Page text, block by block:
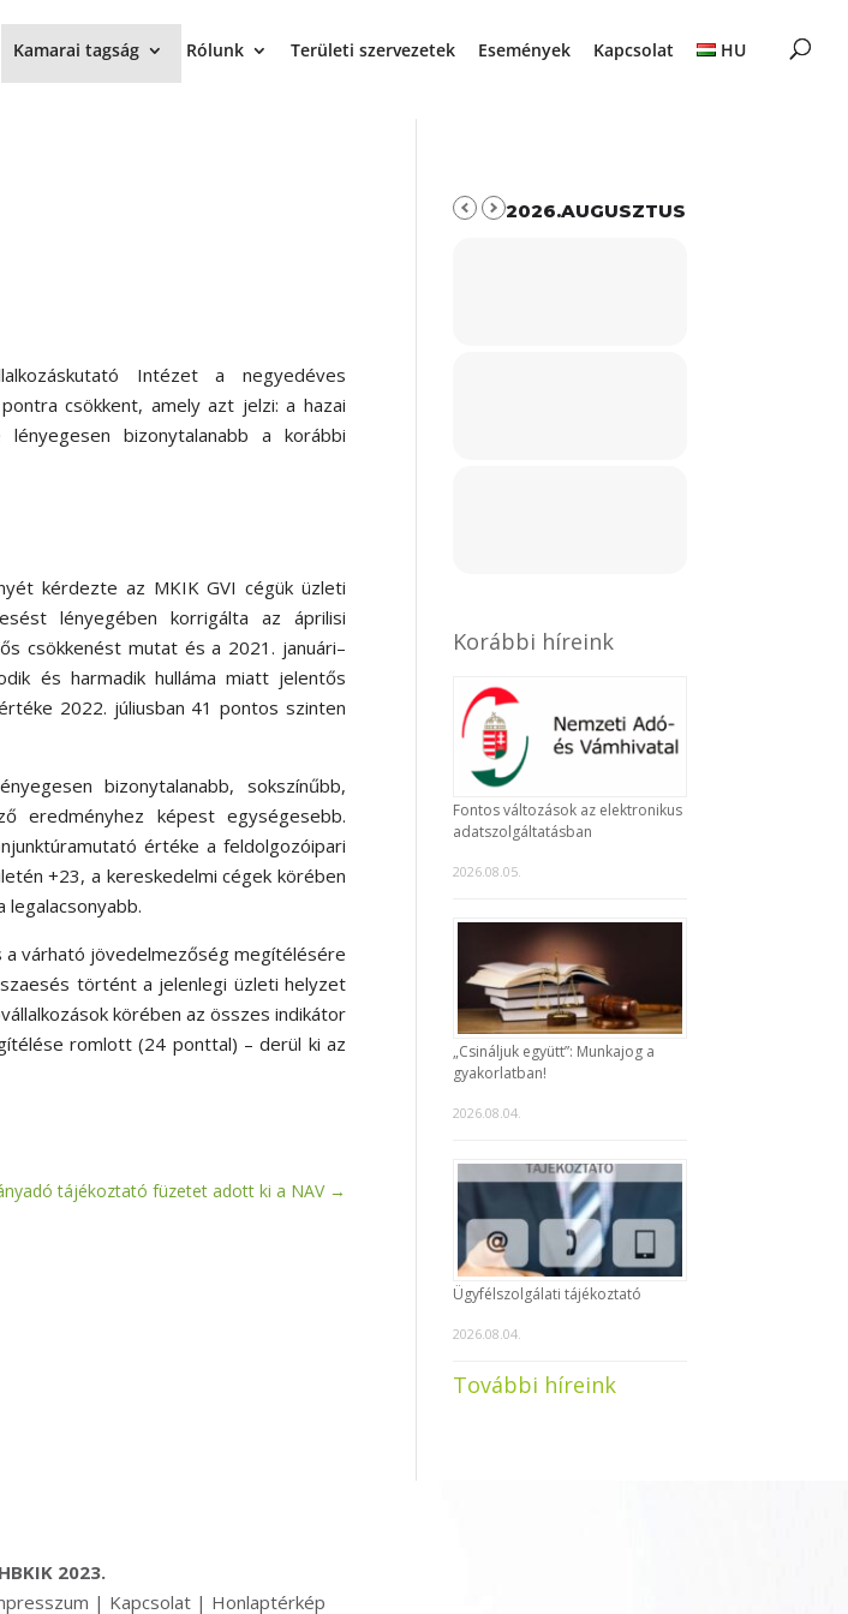
Kamarai tagság Rólunk Területi szervezetek Események Kapcsolat HU
Intézet a negyedéves
csökkent, amely azt jelzi: a hazai
lényegesen bizonytalanabb a korábbi
kérdezte az MKIK GVI cégük üzleti
lényegében korrigálta az áprilisi
csökkenést mutat és a 2021. januári–
és harmadik hulláma miatt jelentős
2022. júliusban 41 pontos szinten
bizonytalanabb, sokszínűbb,
eredményhez képest egységesebb.
értéke a feldolgozóipari
+23, a kereskedelmi cégek körében
várható jövedelmezőség megítélésére
történt a jelenlegi üzleti helyzet
körében az összes indikátor
romlott (24 ponttal) – derül ki az
tájékoztató füzetet adott ki a NAV→
2026.AUGUSZTUS
Korábbi híreink
Fontos változások az elektronikus
adatszolgáltatásban
2026.08.05.
„Csináljuk együtt”: Munkajog a
gyakorlatban!
2026.08.04.
Ügyfélszolgálati tájékoztató
2026.08.04.
További híreink
2023.
| Kapcsolat| Honlaptérkép